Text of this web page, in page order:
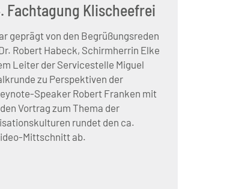
Fachtagung Klischeefrei
geprägt von den Begrüßungsreden
Robert Habeck, Schirmherrin Elke
Leiter der Servicestelle Miguel
zu Perspektiven der
Speaker Robert Franken mit
Vortrag zum Thema der
rundet den ca.
Mittschnitt ab.